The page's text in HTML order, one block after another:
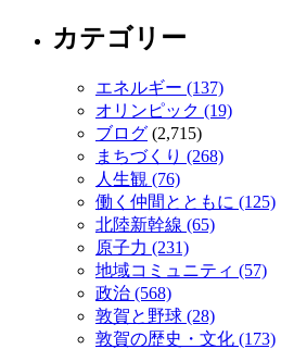
カテゴリー
エネルギー (137)
オリンピック (19)
ブログ (2,715)
まちづくり (268)
人生観 (76)
働く仲間とともに (125)
北陸新幹線 (65)
原子力 (231)
地域コミュニティ (57)
政治 (568)
敦賀と野球 (28)
敦賀の歴史・文化 (173)